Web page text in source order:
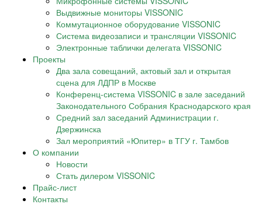
Выдвижные мониторы VISSONIC
Коммутационное оборудование VISSONIC
Система видеозаписи и трансляции VISSONIC
Электронные таблички делегата VISSONIC
Проекты
Два зала совещаний, актовый зал и открытая
сцена для ЛДПР в Москве
Конференц-система VISSONIC в зале заседаний
Законодательного Собрания Краснодарского края
Средний зал заседаний Администрации г.
Дзержинска
Зал мероприятий «Юпитер» в ТГУ г. Тамбов
О компании
Новости
Стать дилером VISSONIC
Прайс-лист
Контакты